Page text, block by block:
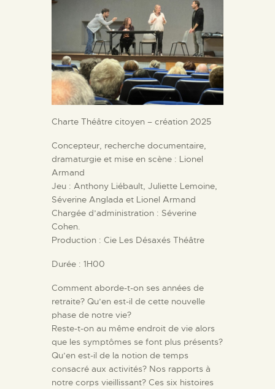
Charte Théâtre citoyen – création 2025
Concepteur, recherche documentaire,
dramaturgie et mise en scène : Lionel
Armand
Jeu : Anthony Liébault, Juliette Lemoine,
Séverine Anglada et Lionel Armand
Chargée d’administration : Séverine
Cohen.
Production : Cie Les Désaxés Théâtre
Durée : 1H00
Comment aborde-t-on ses années de
retraite? Qu’en est-il de cette nouvelle
phase de notre vie?
Reste-t-on au même endroit de vie alors
que les symptômes se font plus présents?
Qu’en est-il de la notion de temps
consacré aux activités? Nos rapports à
notre corps vieillissant? Ces six histoires